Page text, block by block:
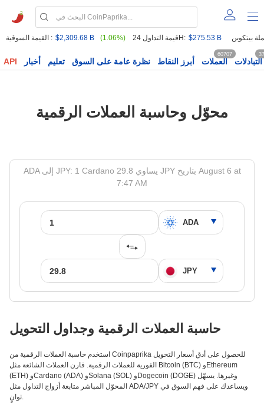
القيمة السوقية : $2,309.68 B (1.06%) قيمة التداول 24H: $275.53 B
API أخبار تعليم نظرة عامة على السوق أبرز النقاط العملات
60707
التبادلات
محوّل وحاسبة العملات الرقمية
ADA إلى JPY: 1 Cardano يساوي 29.8 JPY بتاريخ August 6 at
7:47 AM
حاسبة العملات الرقمية وجداول التحويل
استخدم حاسبة العملات الرقمية من Coinpaprika للحصول على أدق أسعار التحويل
الفورية للعملات الرقمية. قارن العملات الشائعة مثل Bitcoin (BTC) وEthereum
(ETH) وCardano (ADA) وSolana (SOL) وDogecoin (DOGE) وغيرها. يسهّل
المحوّل المباشر متابعة أزواج التداول مثل ADA/JPY ويساعدك على فهم السوق في
ثوانٍ.